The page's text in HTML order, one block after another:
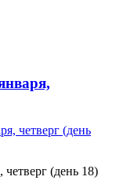
(день 18)